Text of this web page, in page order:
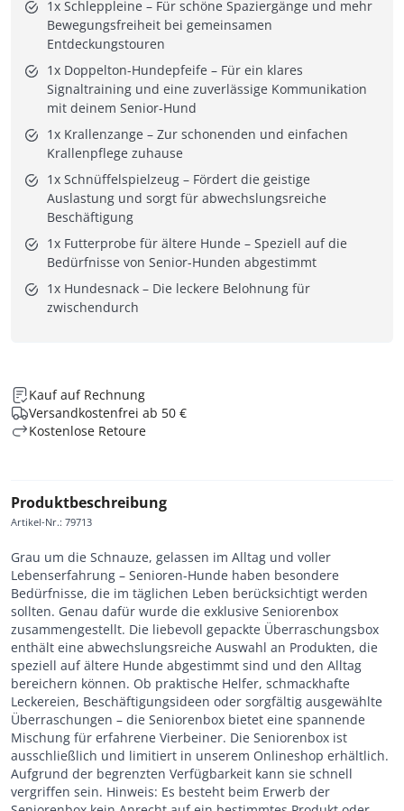
1x Schleppleine – Für schöne Spaziergänge und mehr
Bewegungsfreiheit bei gemeinsamen
Entdeckungstouren
1x Doppelton-Hundepfeife – Für ein klares
Signaltraining und eine zuverlässige Kommunikation
mit deinem Senior-Hund
1x Krallenzange – Zur schonenden und einfachen
Krallenpflege zuhause
1x Schnüffelspielzeug – Fördert die geistige
Auslastung und sorgt für abwechslungsreiche
Beschäftigung
1x Futterprobe für ältere Hunde – Speziell auf die
Bedürfnisse von Senior-Hunden abgestimmt
1x Hundesnack – Die leckere Belohnung für
zwischendurch
Kauf auf Rechnung
Versandkostenfrei ab 50 €
Kostenlose Retoure
Produktbeschreibung
Artikel-Nr.: 79713
Grau um die Schnauze, gelassen im Alltag und voller
Lebenserfahrung – Senioren-Hunde haben besondere
Bedürfnisse, die im täglichen Leben berücksichtigt werden
sollten. Genau dafür wurde die exklusive Seniorenbox
zusammengestellt. Die liebevoll gepackte Überraschungsbox
enthält eine abwechslungsreiche Auswahl an Produkten, die
speziell auf ältere Hunde abgestimmt sind und den Alltag
bereichern können. Ob praktische Helfer, schmackhafte
Leckereien, Beschäftigungsideen oder sorgfältig ausgewählte
Überraschungen – die Seniorenbox bietet eine spannende
Mischung für erfahrene Vierbeiner. Die Seniorenbox ist
ausschließlich und limitiert in unserem Onlineshop erhältlich.
Aufgrund der begrenzten Verfügbarkeit kann sie schnell
vergriffen sein. Hinweis: Es besteht beim Erwerb der